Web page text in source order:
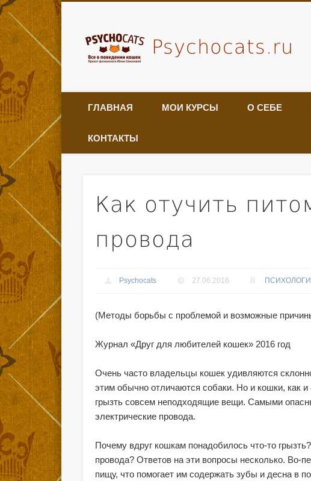
Psychocats.ru
ГЛАВНАЯ МОИ КУРСЫ О СЕБЕ
КОНТАКТЫ
Как отучить
провода
Psychocats 27.06.2016
(Методы борьбы с проблемой и возможные
Журнал «Друг для любителей кошек» 2016 год
Очень часто владельцы кошек удивляются
этим обычно отличаются собаки. Но и кошки, как
грызть совсем неподходящие вещи. Самыми
электрические провода.
Почему вдруг кошкам понадобилось что-то
провода? Ответов на эти вопросы несколько. Во-
пищу, что помогает им содержать зубы и десна в